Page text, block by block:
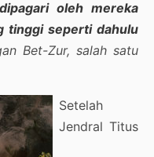
dipagari oleh mereka
tinggi seperti dahulu
Bet-Zur, salah satu
Setelah
Jendral Titus